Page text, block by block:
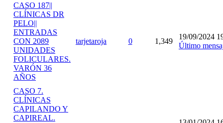
CASO 187||
CLÍNICAS DR
PELO||
ENTRADAS
CON 2089
UNIDADES
FOLICULARES.
VARÓN 36
AÑOS
tarjetaroja 0 1,349
19/09/2024
Último
CASO 7.
CLÍNICAS
CAPILANDO Y
CAPIREAL.